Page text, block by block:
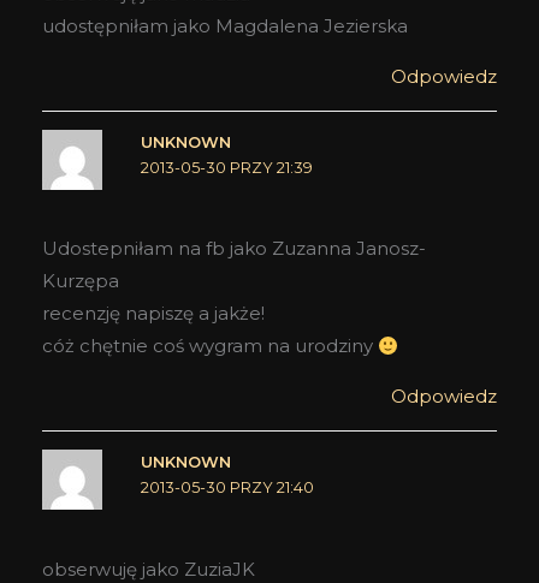
udostępniłam jako Magdalena Jezierska
Odpowiedz
UNKNOWN
2013-05-30 PRZY 21:39
Udostepniłam na fb jako Zuzanna Janosz-
Kurzępa
recenzję napiszę a jakże!
cóż chętnie coś wygram na urodziny
Odpowiedz
UNKNOWN
2013-05-30 PRZY 21:40
obserwuję jako ZuziaJK